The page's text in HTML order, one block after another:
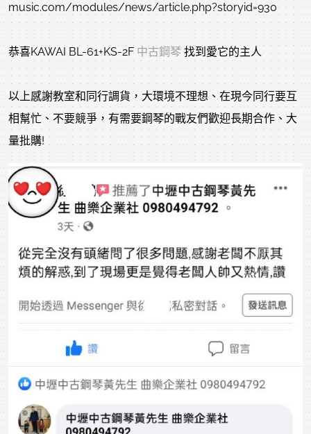
music.com/modules/news/article.php?storyid=930
恭喜KAWAI BL-61+KS-2F 中古鋼琴 找到愛它的主人
以上感謝教室和同行調貨，大環境不理想、在現今同行要互
相幫忙、不要競爭，有需要鋼琴的戰友們歡迎長期合作、大
量批購!